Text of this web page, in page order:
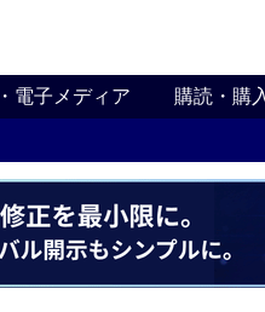
電子メディア 購読・購